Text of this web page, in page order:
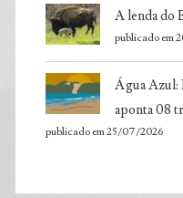
A lenda do
publicado em
Água Azul:
aponta 08
publicado em 25/07/2026